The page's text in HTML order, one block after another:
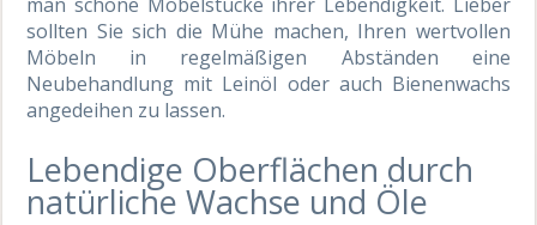
sollten Sie sich die Mühe machen, Ihren wertvollen
Möbeln in regelmäßigen Abständen eine
Neubehandlung mit Leinöl oder auch Bienenwachs
angedeihen zu lassen.
Lebendige Oberflächen durch
natürliche Wachse und Öle